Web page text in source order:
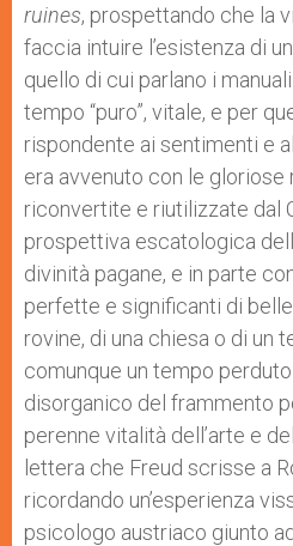
ruines, prospettando che la
faccia intuire l’esistenza di
quello di cui parlano i
tempo “puro”, vitale, e per
rispondente ai sentimenti e
era avvenuto con le gloriose
riconvertite e riutilizzate dal
prospettiva escatologica
divinità pagane, e in parte
perfette e significanti di
rovine, di una chiesa o di un
comunque un tempo
disorganico del frammento
perenne vitalità dell’arte e
lettera che Freud scrisse a
ricordando un’esperienza
psicologo austriaco giunto